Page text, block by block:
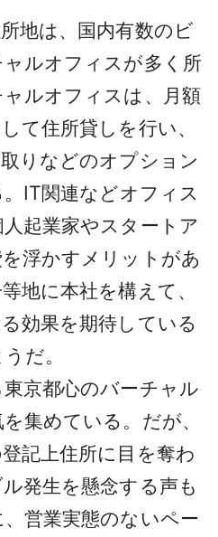
地は、国内有数のビ
ルオフィスが多く所
ルオフィスは、月額
て住所貸しを行い、
りなどのオプション
IT関連などオフィス
起業家やスタートア
浮かすメリットがあ
地に本社を構えて、
効果を期待している
だ。
京都心のバーチャル
集めている。だが、
記上住所に目を奪わ
発生を懸念する声も
営業実態のないペー